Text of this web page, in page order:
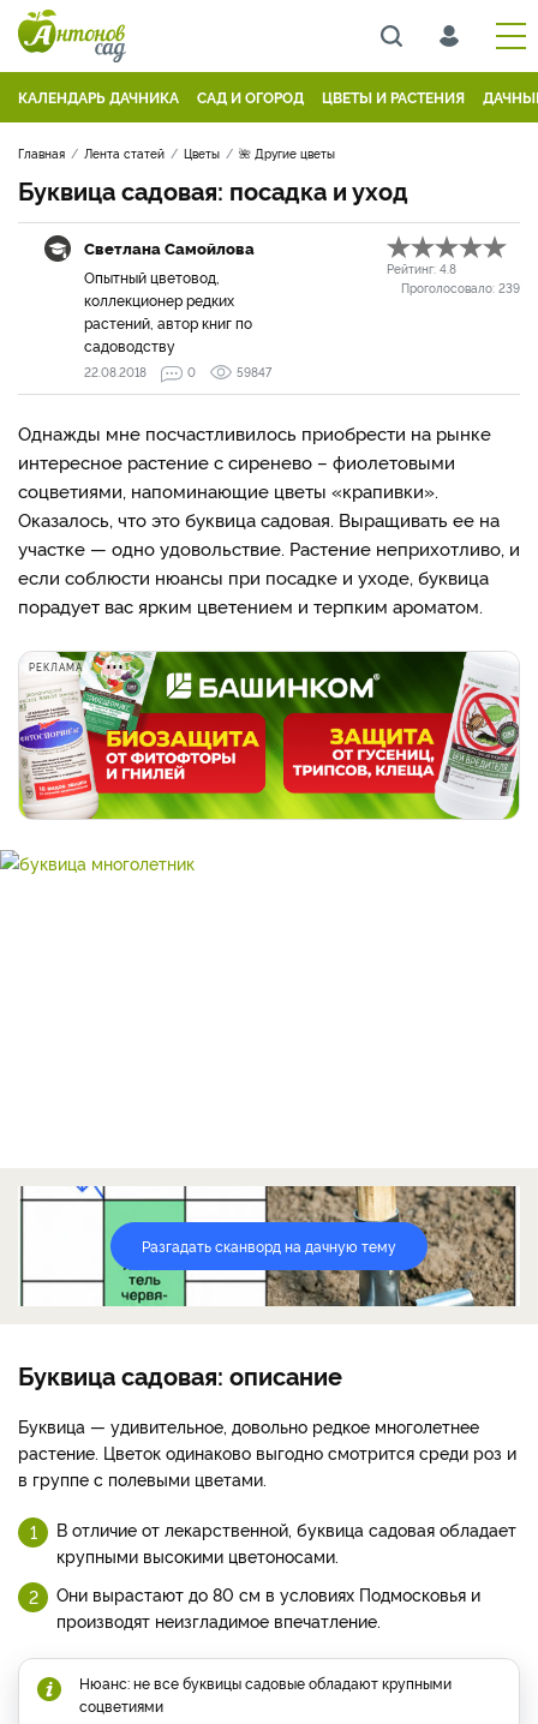
КАЛЕНДАРЬ ДАЧНИКА САД И ОГОРОД ЦВЕТЫ И РАСТЕНИЯ
Главная Лента статей Цветы 🌺 Другие цветы
Буквица садовая: посадка и уход
Светлана Самойлова
Опытный цветовод,
коллекционер редких
растений, автор книг по
садоводству
Рейтинг: 4.8
Проголосовало: 239
22.08.2018 0 59847
Однажды мне посчастливилось приобрести на рынке
интересное растение с сиренево – фиолетовыми
соцветиями, напоминающие цветы «крапивки».
Оказалось, что это буквица садовая. Выращивать ее на
участке — одно удовольствие. Растение неприхотливо, и
если соблюсти нюансы при посадке и уходе, буквица
порадует вас ярким цветением и терпким ароматом.
РЕКЛАМА
Разгадать сканворд на дачную тему
Буквица садовая: описание
Буквица — удивительное, довольно редкое многолетнее
растение. Цветок одинаково выгодно смотрится среди роз и
в группе с полевыми цветами.
В отличие от лекарственной, буквица садовая обладает
крупными высокими цветоносами.
Они вырастают до 80 см в условиях Подмосковья и
производят неизгладимое впечатление.
Нюанс: не все буквицы садовые обладают крупными
соцветиями